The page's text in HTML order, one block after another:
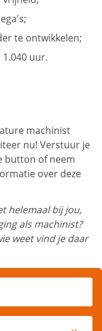
te ontwikkelen;
uur.
machinist
nu! Verstuur je
button of neem
over deze
helemaal bij jou,
als machinist?
weet vind je daar